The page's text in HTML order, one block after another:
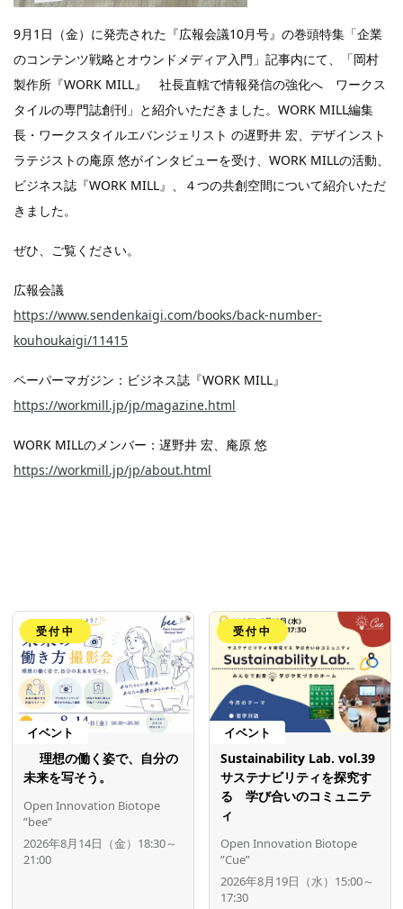
9月1日（金）に発売された『広報会議10月号』の巻頭特集「企業
のコンテンツ戦略とオウンドメディア入門」記事内にて、「岡村
製作所『WORK MILL』 社長直轄で情報発信の強化へ ワークス
タイルの専門誌創刊」と紹介いただきました。WORK MILL編集
長・ワークスタイルエバンジェリスト の遅野井 宏、デザインスト
ラテジストの庵原 悠がインタビューを受け、WORK MILLの活動、
ビジネス誌『WORK MILL』、４つの共創空間について紹介いただ
きました。
ぜひ、ご覧ください。
広報会議
https://www.sendenkaigi.com/books/back-number-
kouhoukaigi/11415
ペーパーマガジン：ビジネス誌『WORK MILL』
https://workmill.jp/jp/magazine.html
WORK MILLのメンバー：遅野井 宏、庵原 悠
https://workmill.jp/jp/about.html
受付中
イベント
理想の働く姿で、自分の
未来を写そう。
Open Innovation Biotope
”bee”
2026年8月14日（金）18:30～
21:00
受付中
イベント
Sustainability Lab. vol.39
サステナビリティを探究す
る 学び合いのコミュニテ
ィ
Open Innovation Biotope
”Cue”
2026年8月19日（水）15:00～
17:30